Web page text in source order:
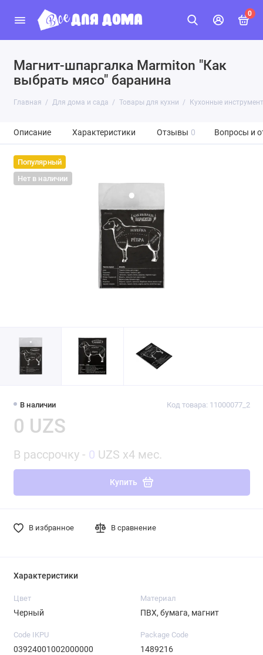
0
Магнит-шпаргалка Marmiton "Как
выбрать мясо" баранина
Главная Для дома и сада Товары для кухни Кухонные
Описание Характеристики Отзывы 0 Вопросы и
Популярный
Нет в наличии
В наличии Код товара: 11000077_2
0 UZS
В рассрочку - 0 UZS x4 мес.
Купить
В избранное В сравнение
Характеристики
Цвет
Черный
Материал
ПВХ, бумага, магнит
Code IKPU
03924001002000000
Package Code
1489216